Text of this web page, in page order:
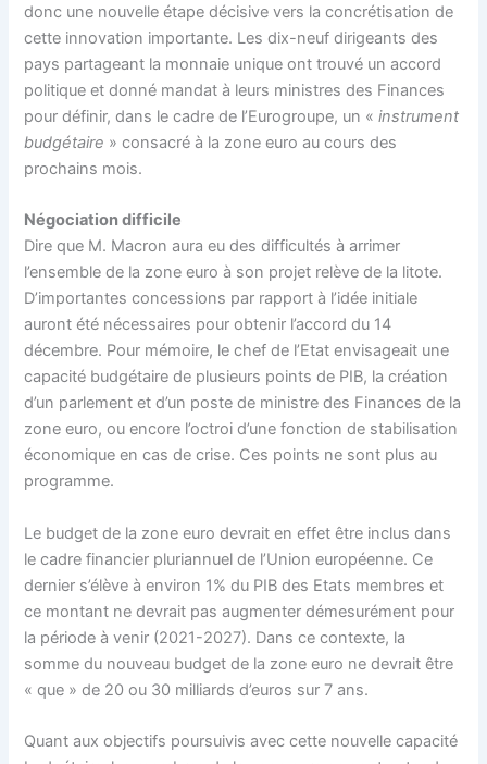
donc une nouvelle étape décisive vers la concrétisation de
cette innovation importante. Les dix-neuf dirigeants des
pays partageant la monnaie unique ont trouvé un accord
politique et donné mandat à leurs ministres des Finances
pour définir, dans le cadre de l’Eurogroupe, un «instrument
budgétaire » consacré à la zone euro au cours des
prochains mois.
Négociation difficile
Dire que M. Macron aura eu des difficultés à arrimer
l’ensemble de la zone euro à son projet relève de la litote.
D’importantes concessions par rapport à l’idée initiale
auront été nécessaires pour obtenir l’accord du 14
décembre. Pour mémoire, le chef de l’Etat envisageait une
capacité budgétaire de plusieurs points de PIB, la création
d’un parlement et d’un poste de ministre des Finances de la
zone euro, ou encore l’octroi d’une fonction de stabilisation
économique en cas de crise. Ces points ne sont plus au
programme.
Le budget de la zone euro devrait en effet être inclus dans
le cadre financier pluriannuel de l’Union européenne. Ce
dernier s’élève à environ 1% du PIB des Etats membres et
ce montant ne devrait pas augmenter démesurément pour
la période à venir (2021-2027). Dans ce contexte, la
somme du nouveau budget de la zone euro ne devrait être
« que » de 20 ou 30 milliards d’euros sur 7 ans.
Quant aux objectifs poursuivis avec cette nouvelle capacité